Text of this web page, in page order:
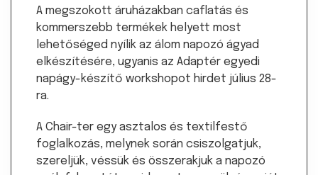
A megszokott áruházakban caflatás és
kommerszebb termékek helyett most
lehetőséged nyílik az álom napozó ágyad
elkészítésére, ugyanis az Adaptér egyedi
napágy-készítő workshopot hirdet július 28-
ra.
A Chair-ter egy asztalos és textilfestő
foglalkozás, melynek során csiszolgatjuk,
szereljük, véssük és összerakjuk a napozó